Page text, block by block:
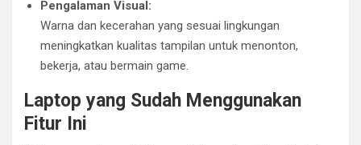
Pengalaman Visual:
Warna dan kecerahan yang sesuai lingkungan
meningkatkan kualitas tampilan untuk menonton,
bekerja, atau bermain game.
Laptop yang Sudah Menggunakan
Fitur Ini